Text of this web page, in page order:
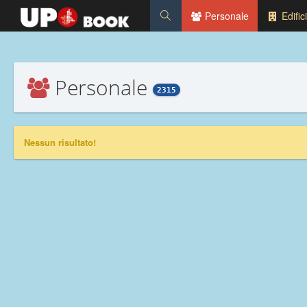
Personale Edifici
Personale 2315
Nessun risultato!